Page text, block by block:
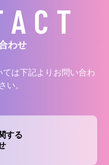
わせ
は下記よりお問い合わ
い。
する